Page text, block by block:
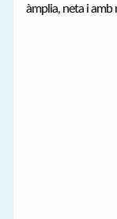
àmplia, neta i amb